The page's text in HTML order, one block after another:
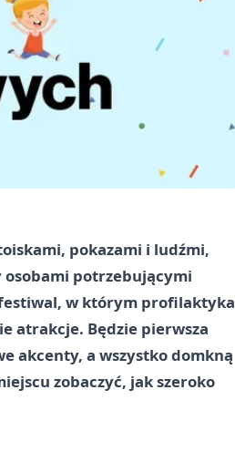
pokazami i ludźmi,
osobami potrzebującymi
w którym profilaktyka
atrakcje. Będzie pierwsza
akcenty, a wszystko domkną
zobaczyć, jak szeroko